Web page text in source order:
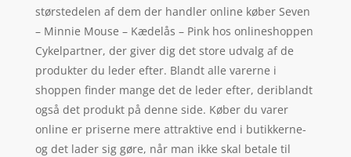
størstedelen af dem der handler online køber Seven
– Minnie Mouse – Kædelås – Pink hos onlineshoppen
Cykelpartner, der giver dig det store udvalg af de
produkter du leder efter. Blandt alle varerne i
shoppen finder mange det de leder efter, deriblandt
også det produkt på denne side. Køber du varer
online er priserne mere attraktive end i butikkerne-
og det lader sig gøre, når man ikke skal betale til